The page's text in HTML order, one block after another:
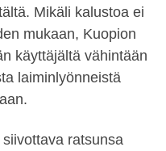
Mikäli kalustoa ei
mukaan, Kuopion
käyttäjältä vähintään
laiminlyönneistä
ratsunsa